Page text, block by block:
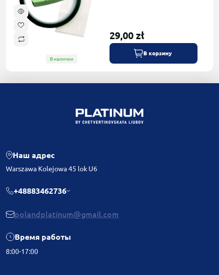
В наличии
29,00 zł
В корзину
Наш адрес
Warszawa Kolejowa 45 lok U6
+48883462736
polandplatinum@gmail.com
Время работы
8:00-17:00